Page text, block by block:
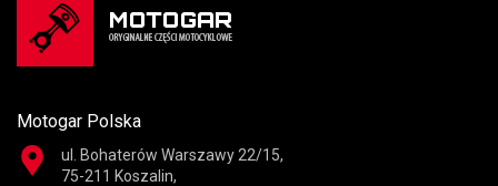
Motogar Polska
ul. Bohaterów Warszawy 22/15,
75-211 Koszalin,